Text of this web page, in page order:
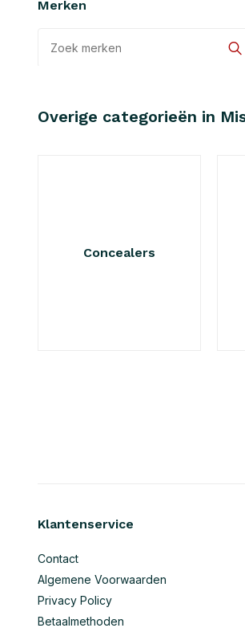
Merken
Ursa
Overige categorieën in
Concealers
Klantenservice
Contact
Algemene Voorwaarden
Privacy Policy
Betaalmethoden